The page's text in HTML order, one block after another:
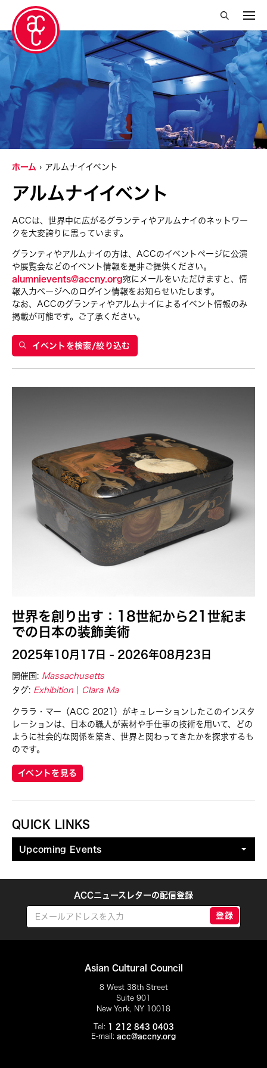
絞り込み検索を閉じる
開催国
Aomori -City Japan
Japan
Los Angeles
Massachusetts
New York
Philippines
Taiwan
Washington D.C.
グランティ
Clara Ma
イベントの種類
イベントを絞り込む
27 28 29 30 31 1
2 3 4 5 6 8
9 10 11 12 13 14 15
16 17 19 20 21 22
23 25 26 27 28 29
31
QUICK LINKS
Upcoming Events
ホーム アルムナイイベント
アルムナイイベント
ACCは、世界中に広がるグランティやアルムナイのネットワー
クを大変誇りに思っています。
グランティやアルムナイの方は、ACCのイベントページに公演
や展覧会などのイベント情報を是非ご提供ください。
alumnievents@accny.org宛にメールをいただけますと、情
報入力ページへのログイン情報をお知らせいたします。
なお、ACCのグランティやアルムナイによるイベント情報のみ
掲載が可能です。ご了承ください。
イベントを検索/絞り込む
世界を創り出す：18世紀から21世紀ま
での日本の装飾美術
2025年10月17日 - 2026年08月23日
開催国: Massachusetts
タグ: Exhibition Clara Ma
クララ・マー（ACC 2021）がキュレーションしたこのインスタ
レーションは、日本の職人が素材や手仕事の技術を用いて、どの
ように社会的な関係を築き、世界と関わってきたかを探求するも
のです。
イベントを見る
ACCニュースレターの配信登録
登録
Asian Cultural Council
8 West 38th Street
Suite 901
New York, NY 10018
Tel: 1 212 843 0403
E-mail: acc@accny.org